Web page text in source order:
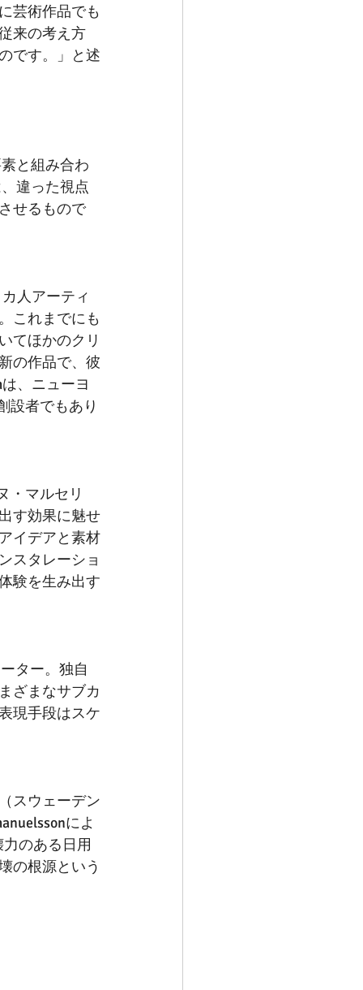
芸術作品でも
来の考え方
です。」と述
と組み合わ
違った視点
せるもので
人アーティ
これまでにも
てほかのクリ
の作品で、彼
、ニューヨ
設者でもあり
・マルセリ
す効果に魅せ
イデアと素材
スタレーショ
験を生み出す
ター。独自
ざまなサブカ
現手段はスケ
スウェーデン
によ
のある日用
の根源という